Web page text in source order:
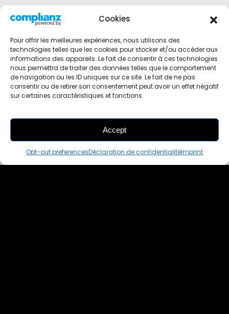
Cookies
Pour offrir les meilleures expériences, nous utilisons des
technologies telles que les cookies pour stocker et/ou accéder aux
informations des appareils. Le fait de consentir à ces technologies
nous permettra de traiter des données telles que le comportement
de navigation ou les ID uniques sur ce site. Le fait de ne pas
consentir ou de retirer son consentement peut avoir un effet négatif
sur certaines caractéristiques et fonctions.
Accept
Opt-out preferencesDéclaration de confidentialitéImprint
THIS PAIR IS
ALREADY SOLD OUT